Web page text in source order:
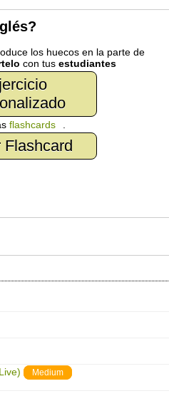
los huecos en la parte de
con tus estudiantes
flashcards .
Flashcard
Medium